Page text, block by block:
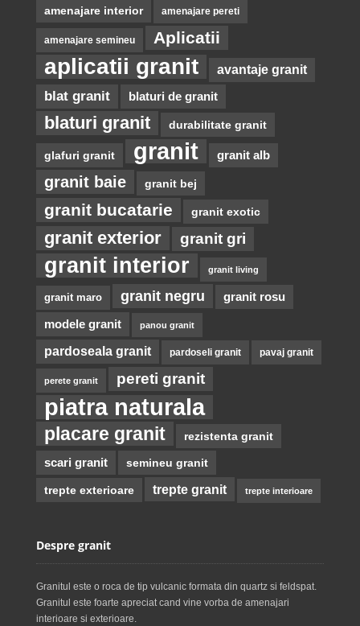
amenajare interior amenajare pereti
amenajare semineu Aplicatii
aplicatii granit avantaje granit
blat granit blaturi de granit
blaturi granit durabilitate granit
glafuri granit granit granit alb
granit baie granit bej
granit bucatarie granit exotic
granit exterior granit gri
granit interior granit living
granit maro granit negru granit rosu
modele granit panou granit
pardoseala granit pardoseli granit pavaj granit
perete granit pereti granit
piatra naturala
placare granit rezistenta granit
scari granit semineu granit
trepte exterioare trepte granit trepte interioare
Despre granit
Granitul este o roca de tip vulcanic formata din quartz si feldspat.
Granitul este foarte apreciat cand vine vorba de amenajari
interioare si exterioare.